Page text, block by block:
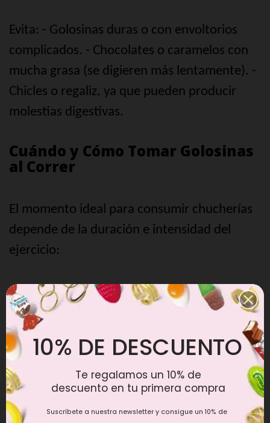
Evita: - Golosinas duras o con envoltorios
complicados. - Chocolates o caramelos con
mucha grasa (se digieren más lentamente). -
Chicles o regaliz, ya que pueden producir
molestias digestivas.
Cuándo y Cómo Tomar Golosinas
al Correr
El momento ideal para consumir chucherías
depende de la duración e intensidad del
ejercicio:
• Entrenamientos de más de 60 minutos:
Comienza a ingerir golosinas cada 30-45
minutos.
• Durante carreras largas:Lleva pequeñas
bolsitas con 5-10 unidades de gominolas.
10% DE DESCUENTO
Te regalamos un 10% de
descuento en tu primera compra
Suscríbete a nuestra newsletter y consigue un 10% de